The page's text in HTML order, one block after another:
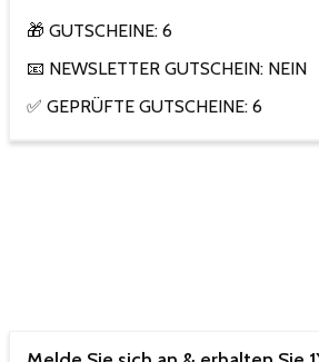
🎁 GUTSCHEINE: 6
📧 NEWSLETTER GUTSCHEIN: NEIN
✅ GEPRÜFTE GUTSCHEINE: 6